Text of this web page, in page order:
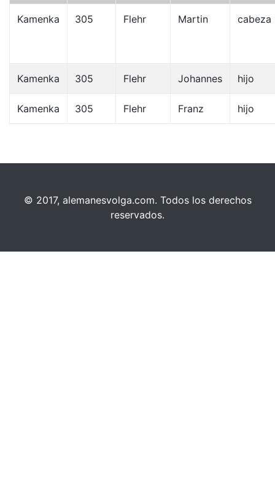
Kamenka 305 Flehr Martin cabeza
Kamenka 305 Flehr Johannes hijo
Kamenka 305 Flehr Franz hijo
© 2017, alemanesvolga.com. Todos los derechos
reservados.